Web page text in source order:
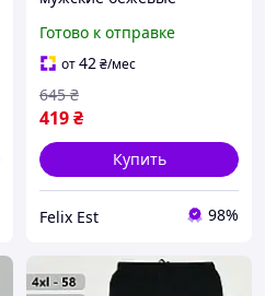
Готово к отправке
от42₴/мес
419₴
645 ₴
Купить
Felix Est 98%